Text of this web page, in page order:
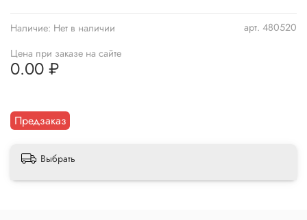
арт. 480520
Наличие: Нет в наличии
Предзаказ
Цена при заказе на сайте
0.00 ₽
Выбрать